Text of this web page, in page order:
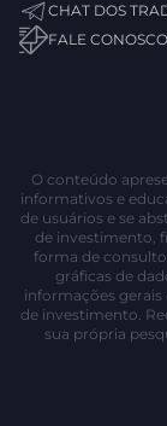
CHAT DOS
FALE CONOSCO
O conteúdo
informativos e
de usuários e se
de investimento,
forma de
gráficas de
informações
de investimento.
sua própria